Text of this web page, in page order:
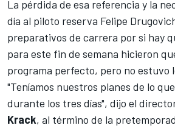
La pérdida de esa referencia y la
día al piloto reserva Felipe
preparativos de carrera por si hay
para este fin de semana hicieron
programa perfecto, pero no estuvo
"Teníamos nuestros planes de lo
durante los tres días", dijo el
Krack, al término de la